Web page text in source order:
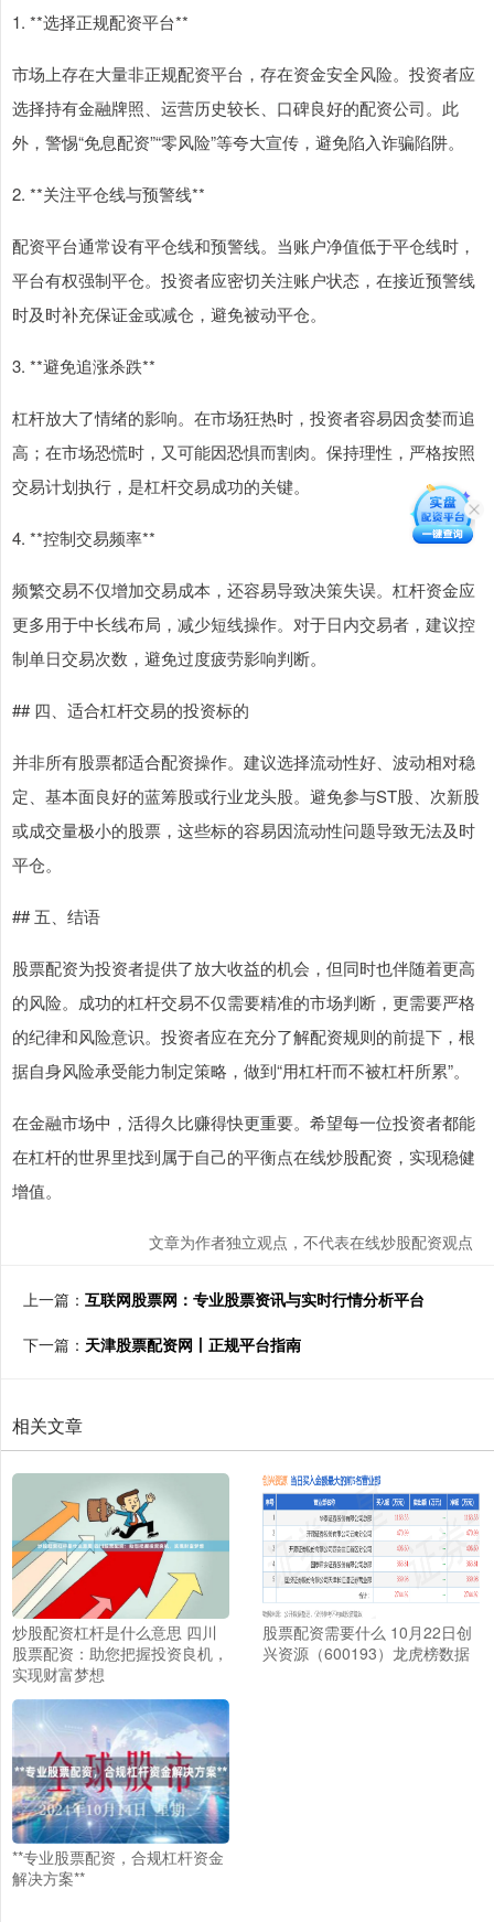
1. **选择正规配资平台**
市场上存在大量非正规配资平台，存在资金安全风险。投资者应
选择持有金融牌照、运营历史较长、口碑良好的配资公司。此
外，警惕“免息配资”“零风险”等夸大宣传，避免陷入诈骗陷阱。
2. **关注平仓线与预警线**
配资平台通常设有平仓线和预警线。当账户净值低于平仓线时，
平台有权强制平仓。投资者应密切关注账户状态，在接近预警线
时及时补充保证金或减仓，避免被动平仓。
3. **避免追涨杀跌**
杠杆放大了情绪的影响。在市场狂热时，投资者容易因贪婪而追
高；在市场恐慌时，又可能因恐惧而割肉。保持理性，严格按照
交易计划执行，是杠杆交易成功的关键。
4. **控制交易频率**
频繁交易不仅增加交易成本，还容易导致决策失误。杠杆资金应
更多用于中长线布局，减少短线操作。对于日内交易者，建议控
制单日交易次数，避免过度疲劳影响判断。
## 四、适合杠杆交易的投资标的
并非所有股票都适合配资操作。建议选择流动性好、波动相对稳
定、基本面良好的蓝筹股或行业龙头股。避免参与ST股、次新股
或成交量极小的股票，这些标的容易因流动性问题导致无法及时
平仓。
## 五、结语
股票配资为投资者提供了放大收益的机会，但同时也伴随着更高
的风险。成功的杠杆交易不仅需要精准的市场判断，更需要严格
的纪律和风险意识。投资者应在充分了解配资规则的前提下，根
据自身风险承受能力制定策略，做到“用杠杆而不被杠杆所累”。
在金融市场中，活得久比赚得快更重要。希望每一位投资者都能
在杠杆的世界里找到属于自己的平衡点在线炒股配资，实现稳健
增值。
文章为作者独立观点，不代表在线炒股配资观点
上一篇： 互联网股票网：专业股票资讯与实时行情分析平台
下一篇： 天津股票配资网丨正规平台指南
相关文章
炒股配资杠杆是什么意思 四川
股票配资：助您把握投资良机，
实现财富梦想
股票配资需要什么 10月22日创
兴资源（600193）龙虎榜数据
**专业股票配资，合规杠杆资金
解决方案**